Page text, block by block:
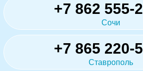
+7 862 555-
Сочи
+7 865 220-
Ставрополь